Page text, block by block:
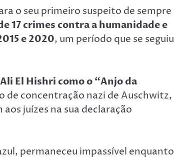
o seu primeiro suspeito de sempre
17 crimes contra a humanidade e
e 2020, um período que se seguiu
El Hishri como o “Anjo da
de concentração nazi de Auschwitz,
juízes na sua declaração
permaneceu impassível enquanto